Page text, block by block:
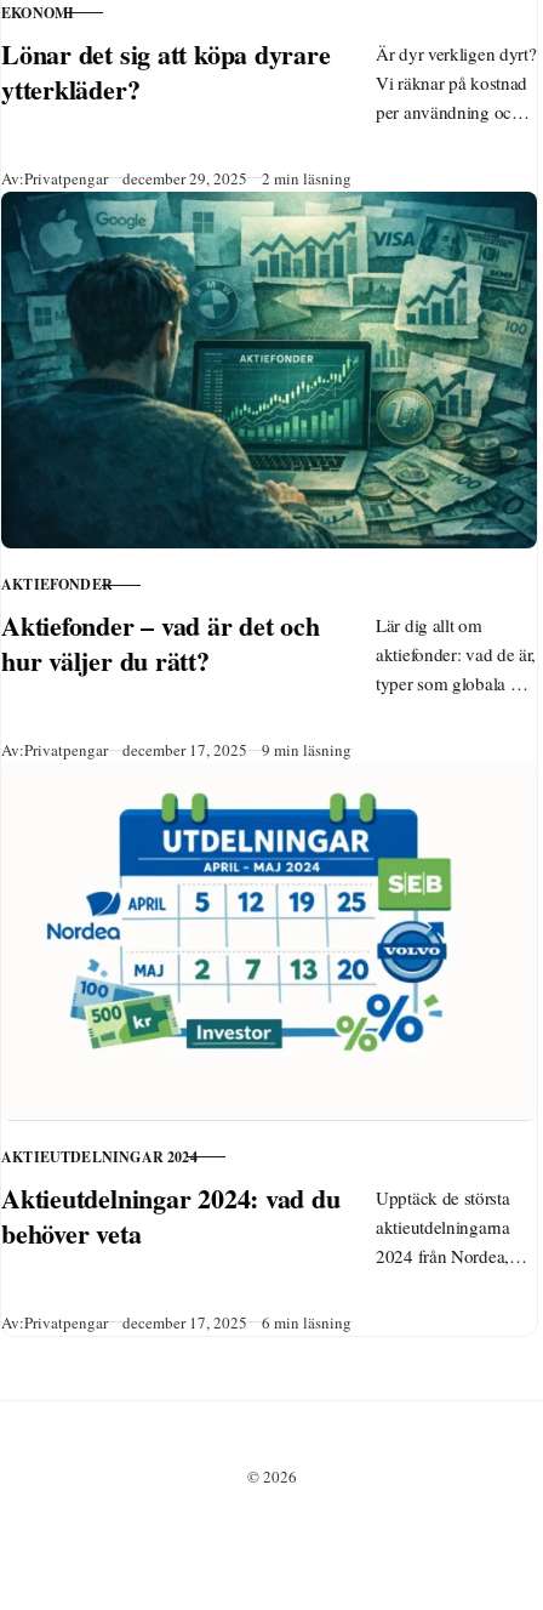
KATEGORI
EKONOMI
Lönar det sig att köpa dyrare
ytterkläder?
Är dyr verkligen dyrt?
Vi räknar på kostnad
per användning och
faktiskt sparar pengar.
Av:Privatpengar Publicerad
december 29, 2025 2 min läsning
KATEGORI
AKTIEFONDER
Aktiefonder – vad är det och
hur väljer du rätt?
Lär dig allt om
aktiefonder: vad de är,
typer som globala och
Välj bra aktiefonder
långsiktigt sparande
2025.
Av:Privatpengar Publicerad
december 17, 2025 9 min läsning
KATEGORI
AKTIEUTDELNINGAR 2024
Aktieutdelningar 2024: vad du
behöver veta
Upptäck de största
aktieutdelningarna
2024 från Nordea,
Av:Privatpengar Publicerad
december 17, 2025 6 min läsning
© 2026